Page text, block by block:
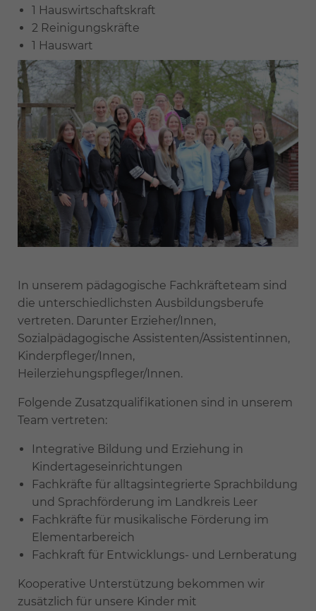
1 Hauswirtschaftskraft
2 Reinigungskräfte
1 Hauswart
In unserem pädagogische Fachkräfteteam sind
die unterschiedlichsten Ausbildungsberufe
vertreten. Darunter Erzieher/Innen,
Sozialpädagogische Assistenten/Assistentinnen,
Kinderpfleger/Innen,
Heilerziehungspfleger/Innen.
Folgende Zusatzqualifikationen sind in unserem
Team vertreten:
Integrative Bildung und Erziehung in
Kindertageseinrichtungen
Fachkräfte für alltagsintegrierte Sprachbildung
und Sprachförderung im Landkreis Leer
Fachkräfte für musikalische Förderung im
Elementarbereich
Fachkraft für Entwicklungs- und Lernberatung
Kooperative Unterstützung bekommen wir
zusätzlich für unsere Kinder mit